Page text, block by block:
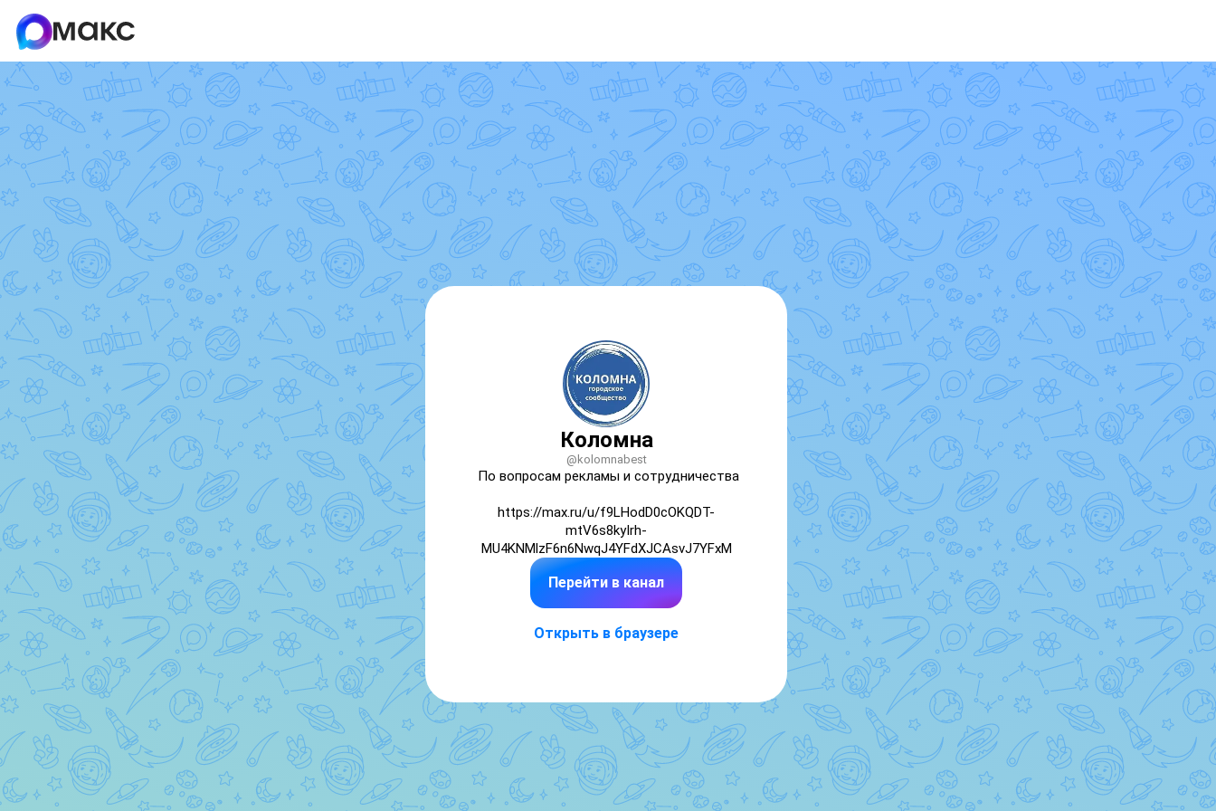
Коломна
@kolomnabest
По вопросам рекламы и сотрудничества
https://max.ru/u/f9LHodD0cOKQDT-
mtV6s8kyIrh-
MU4KNMlzF6n6NwqJ4YFdXJCAsvJ7YFxM
Перейти в канал
Открыть в браузере